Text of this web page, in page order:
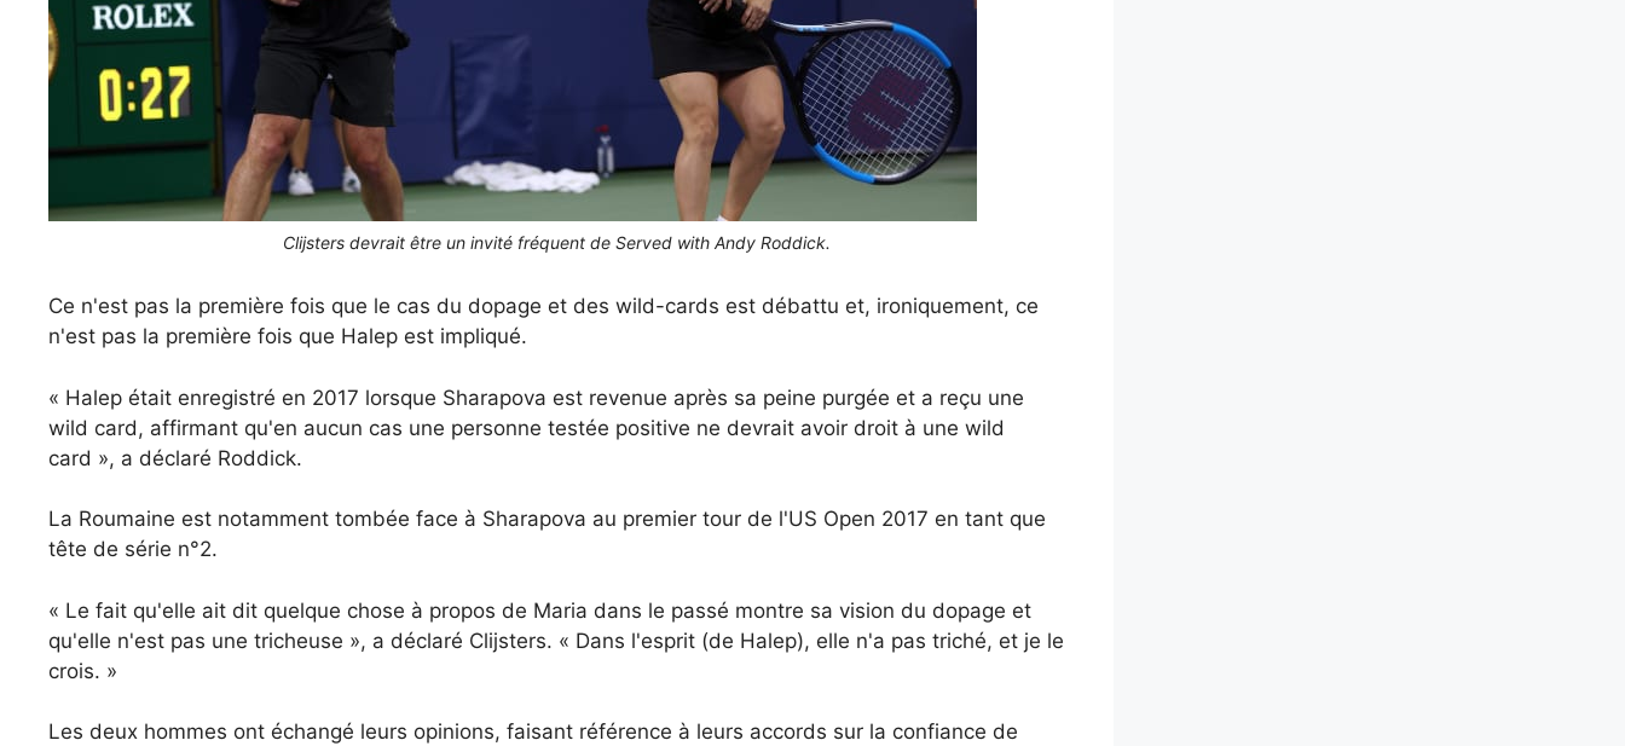
Clijsters devrait être un invité fréquent de Served with Andy Roddick.
Ce n'est pas la première fois que le cas du dopage et des wild-cards est débattu et, ironiquement, ce
n'est pas la première fois que Halep est impliqué.
« Halep était enregistré en 2017 lorsque Sharapova est revenue après sa peine purgée et a reçu une
wild card, affirmant qu'en aucun cas une personne testée positive ne devrait avoir droit à une wild
card », a déclaré Roddick.
La Roumaine est notamment tombée face à Sharapova au premier tour de l'US Open 2017 en tant que
tête de série n°2.
« Le fait qu'elle ait dit quelque chose à propos de Maria dans le passé montre sa vision du dopage et
qu'elle n'est pas une tricheuse », a déclaré Clijsters. « Dans l'esprit (de Halep), elle n'a pas triché, et je le
crois. »
Les deux hommes ont échangé leurs opinions, faisant référence à leurs accords sur la confiance de